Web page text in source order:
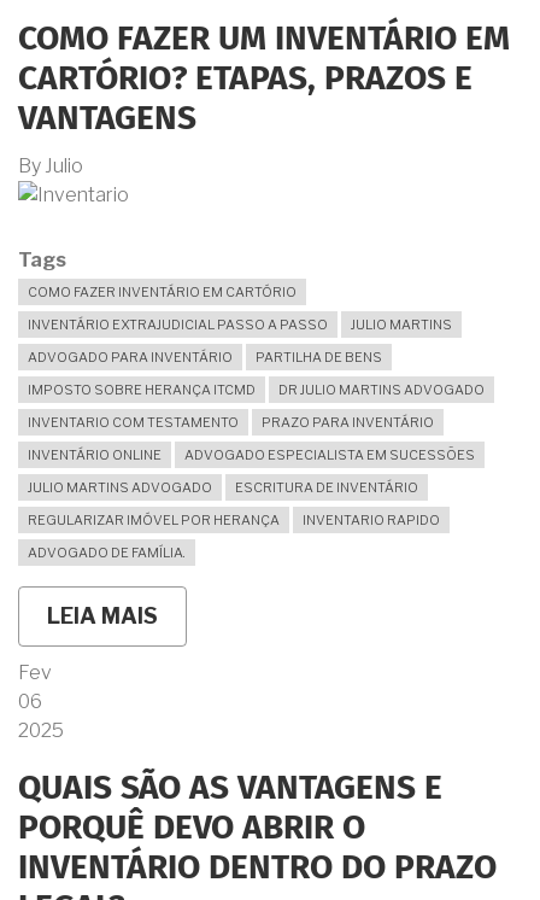
COMO FAZER UM INVENTÁRIO EM
CARTÓRIO? ETAPAS, PRAZOS E
VANTAGENS
By Julio
Tags
COMO FAZER INVENTÁRIO EM CARTÓRIO
INVENTÁRIO EXTRAJUDICIAL PASSO A PASSO
JULIO MARTINS
ADVOGADO PARA INVENTÁRIO
PARTILHA DE BENS
IMPOSTO SOBRE HERANÇA ITCMD
DR JULIO MARTINS ADVOGADO
INVENTARIO COM TESTAMENTO
PRAZO PARA INVENTÁRIO
INVENTÁRIO ONLINE
ADVOGADO ESPECIALISTA EM SUCESSÕES
JULIO MARTINS ADVOGADO
ESCRITURA DE INVENTÁRIO
REGULARIZAR IMÓVEL POR HERANÇA
INVENTARIO RAPIDO
ADVOGADO DE FAMÍLIA.
LEIA MAIS
COMO
PRAZOS
E
VANTAGENS
Fev
06
2025
QUAIS SÃO AS VANTAGENS E
PORQUÊ DEVO ABRIR O
INVENTÁRIO DENTRO DO PRAZO